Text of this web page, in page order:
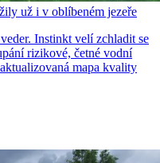
už i v oblíbeném jezeře
Instinkt velí zchladit se
rizikové, četné vodní
mapa kvality